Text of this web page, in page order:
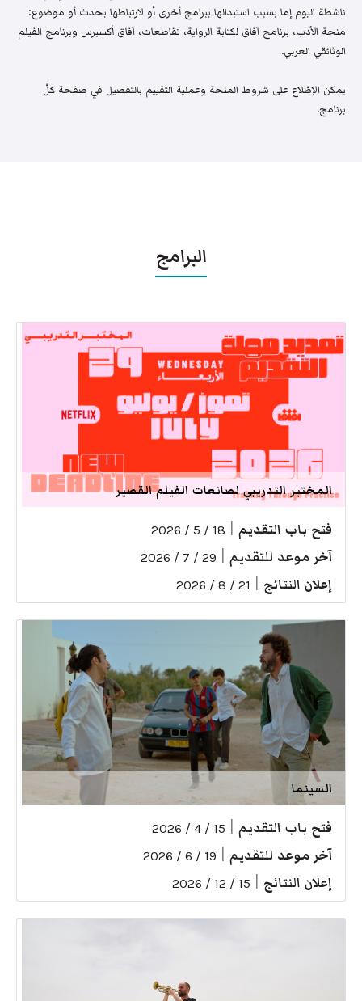
ناشطة اليوم إما بسبب استبدالها ببرامج أخرى أو لارتباطها بحدث أو موضوع:
منحة الأدب، برنامج آفاق لكتابة الرواية، تقاطعات، آفاق أكسبرس وبرنامج الفيلم
الوثائقي العربي.
يمكن الإطّلاع على شروط المنحة وعملية التقييم بالتفصيل في صفحة كلّ
برنامج.
البرامج
المختبر التدريبي لصانعات الفيلم القصير
فتح باب التقديم 18 / 5 / 2026
آخر موعد للتقديم 29 / 7 / 2026
إعلان النتائج 21 / 8 / 2026
السينما
فتح باب التقديم 15 / 4 / 2026
آخر موعد للتقديم 19 / 6 / 2026
إعلان النتائج 15 / 12 / 2026